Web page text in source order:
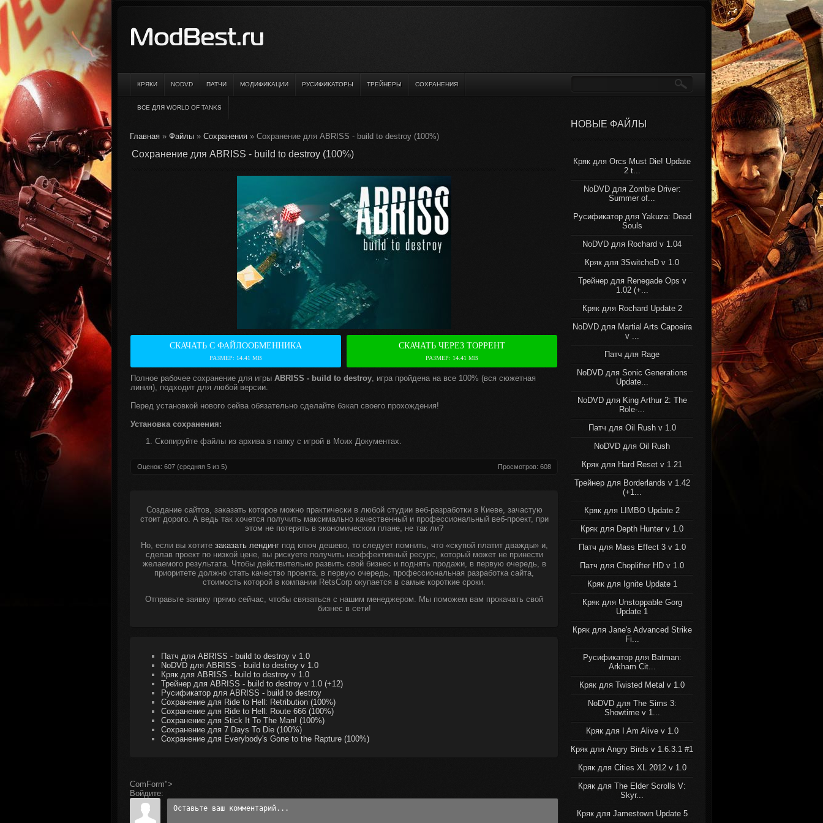
КРЯКИ NODVD ПАТЧИ МОДИФИКАЦИИ РУСИФИКАТОРЫ ТРЕЙНЕРЫ СОХРАНЕНИЯ
ВСЕ ДЛЯ WORLD OF TANKS
НОВЫЕ ФАЙЛЫ
Кряк для Orcs Must Die! Update
2 t...
NoDVD для Zombie Driver:
Summer of...
Русификатор для Yakuza: Dead
Souls
NoDVD для Rochard v 1.04
Кряк для 3SwitcheD v 1.0
Трейнер для Renegade Ops v
1.02 (+...
Кряк для Rochard Update 2
NoDVD для Martial Arts Capoeira
v ...
Патч для Rage
NoDVD для Sonic Generations
Update...
NoDVD для King Arthur 2: The
Role-...
Патч для Oil Rush v 1.0
NoDVD для Oil Rush
Кряк для Hard Reset v 1.21
Трейнер для Borderlands v 1.42
(+1...
Кряк для LIMBO Update 2
Кряк для Depth Hunter v 1.0
Патч для Mass Effect 3 v 1.0
Патч для Choplifter HD v 1.0
Кряк для Ignite Update 1
Кряк для Unstoppable Gorg
Update 1
Кряк для Jane's Advanced Strike
Fi...
Русификатор для Batman:
Arkham Cit...
Кряк для Twisted Metal v 1.0
NoDVD для The Sims 3:
Showtime v 1...
Кряк для I Am Alive v 1.0
Кряк для Angry Birds v 1.6.3.1 #1
Кряк для Cities XL 2012 v 1.0
Кряк для The Elder Scrolls V:
Skyr...
Кряк для Jamestown Update 5
Главная » Файлы » Сохранения » Сохранение для ABRISS - build to destroy (100%)
Сохранение для ABRISS - build to destroy (100%)
СКАЧАТЬ С ФАЙЛООБМЕННИКА
РАЗМЕР: 14.41 MB
СКАЧАТЬ ЧЕРЕЗ ТОРРЕНТ
РАЗМЕР: 14.41 MB
Полное рабочее сохранение для игры ABRISS - build to destroy, игра пройдена на все 100% (вся сюжетная
линия), подходит для любой версии.
Перед установкой нового сейва обязательно сделайте бэкап своего прохождения!
Установка сохранения:
Скопируйте файлы из архива в папку с игрой в Моих Документах.
Просмотров: 608
Оценок: 607 (средняя 5 из 5)
Создание сайтов, заказать которое можно практически в любой студии веб-разработки в Киеве, зачастую
стоит дорого. А ведь так хочется получить максимально качественный и профессиональный веб-проект, при
этом не потерять в экономическом плане, не так ли?
Но, если вы хотите заказать лендингпод ключ дешево, то следует помнить, что «скупой платит дважды» и,
сделав проект по низкой цене, вы рискуете получить неэффективный ресурс, который может не принести
желаемого результата. Чтобы действительно развить свой бизнес и поднять продажи, в первую очередь, в
приоритете должно стать качество проекта, в первую очередь, профессиональная разработка сайта,
стоимость которой в компании RetsCorp окупается в самые короткие сроки.
Отправьте заявку прямо сейчас, чтобы связаться с нашим менеджером. Мы поможем вам прокачать свой
бизнес в сети!
Патч для ABRISS - build to destroy v 1.0
NoDVD для ABRISS - build to destroy v 1.0
Кряк для ABRISS - build to destroy v 1.0
Трейнер для ABRISS - build to destroy v 1.0 (+12)
Русификатор для ABRISS - build to destroy
Сохранение для Ride to Hell: Retribution (100%)
Сохранение для Ride to Hell: Route 666 (100%)
Сохранение для Stick It To The Man! (100%)
Сохранение для 7 Days To Die (100%)
Сохранение для Everybody's Gone to the Rapture (100%)
ComForm">
Войдите: